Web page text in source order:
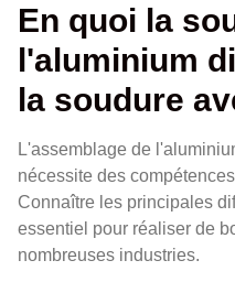
En quoi la
l'aluminium
la soudure
L'assemblage de
nécessite des
Connaître les principales
essentiel pour réaliser de
nombreuses industries.